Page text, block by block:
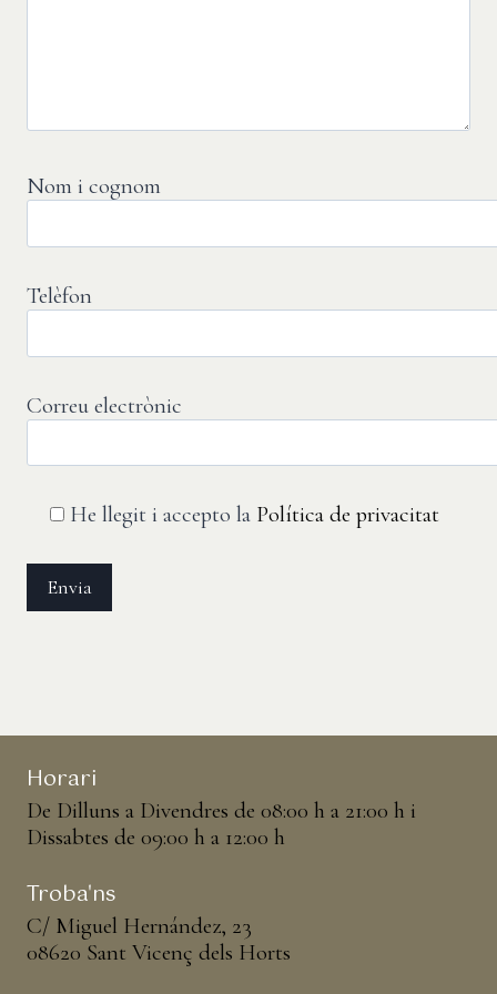
Nom i cognom
Telèfon
Correu electrònic
He llegit i accepto la Política de privacitat
Horari
De Dilluns a Divendres de 08:00 h a 21:00 h i
Dissabtes de 09:00 h a 12:00 h
Troba'ns
C/ Miguel Hernández, 23
08620 Sant Vicenç dels Horts